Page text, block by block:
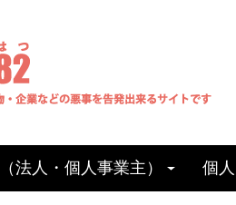
法人・個人事業主） 個人